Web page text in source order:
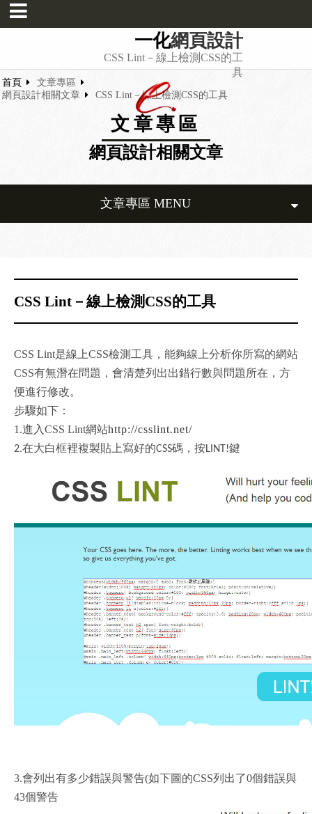
一化網頁設計
CSS Lint－線上檢測CSS的工
具
首頁
文章專區
網頁設計相關文章
CSS Lint－線上檢測CSS的工具
文章專區
網頁設計相關文章
文章專區 MENU
CSS Lint－線上檢測CSS的工具
CSS Lint是線上CSS檢測工具，能夠線上分析你所寫的網站
CSS有無潛在問題，會清楚列出出錯行數與問題所在，方
便進行修改。
步驟如下：
1.進入CSS Lint網站http://csslint.net/
2.在大白框裡複製貼上寫好的CSS碼，按LINT!鍵
3.會列出有多少錯誤與警告(如下圖的CSS列出了0個錯誤與
43個警告